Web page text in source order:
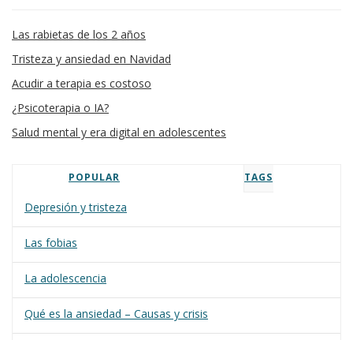
Las rabietas de los 2 años
Tristeza y ansiedad en Navidad
Acudir a terapia es costoso
¿Psicoterapia o IA?
Salud mental y era digital en adolescentes
POPULAR TAGS
Depresión y tristeza
Las fobias
La adolescencia
Qué es la ansiedad – Causas y crisis